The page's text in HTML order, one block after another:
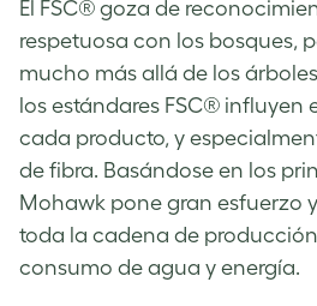
El FSC® goza de
respetuosa con los bosques,
mucho más allá de los
los estándares FSC®
cada producto, y
de fibra. Basándose en los
Mohawk pone gran esfuerzo
toda la cadena de
consumo de agua y energía.